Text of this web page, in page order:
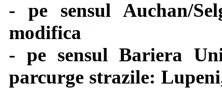
- pe sensul Auchan/
modifica
- pe sensul Bariera
parcurge strazile: